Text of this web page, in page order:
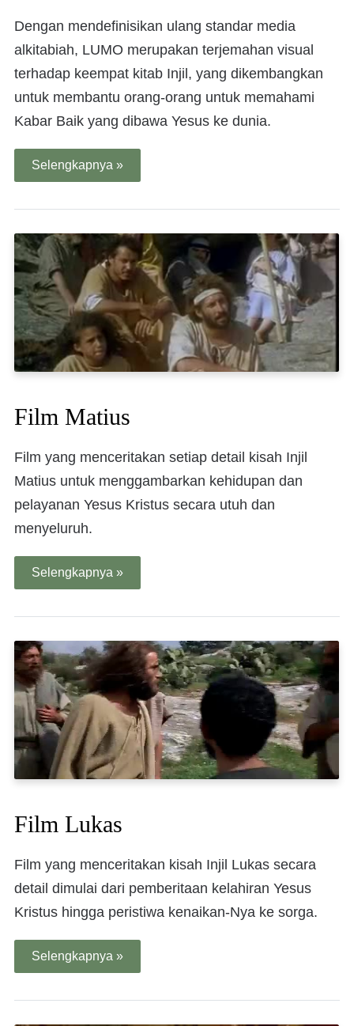
Dengan mendefinisikan ulang standar media
alkitabiah, LUMO merupakan terjemahan visual
terhadap keempat kitab Injil, yang dikembangkan
untuk membantu orang-orang untuk memahami
Kabar Baik yang dibawa Yesus ke dunia.
Selengkapnya »
Film Matius
Film yang menceritakan setiap detail kisah Injil
Matius untuk menggambarkan kehidupan dan
pelayanan Yesus Kristus secara utuh dan
menyeluruh.
Selengkapnya »
Film Lukas
Film yang menceritakan kisah Injil Lukas secara
detail dimulai dari pemberitaan kelahiran Yesus
Kristus hingga peristiwa kenaikan-Nya ke sorga.
Selengkapnya »